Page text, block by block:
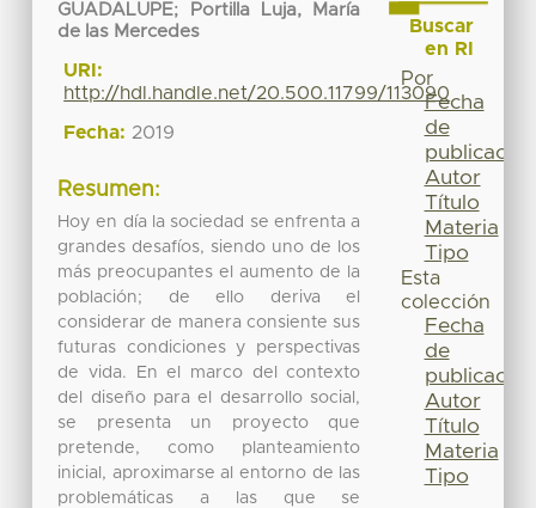
GUADALUPE;
Portilla Luja, María
de las Mercedes
URI:
http://hdl.handle.net/20.500.11799/113090
Fecha: 2019
Resumen:
Hoy en día la sociedad se enfrenta a
grandes desafíos, siendo uno de los
más preocupantes el aumento de la
población; de ello deriva el
considerar de manera consiente sus
futuras condiciones y perspectivas
de vida. En el marco del contexto
del diseño para el desarrollo social,
se presenta un proyecto que
pretende, como planteamiento
inicial, aproximarse al entorno de las
problemáticas a las que se
Buscar
en RI
Por
Fecha
de
publicación
Autor
Título
Materia
Tipo
Esta
colección
Fecha
de
publicación
Autor
Título
Materia
Tipo